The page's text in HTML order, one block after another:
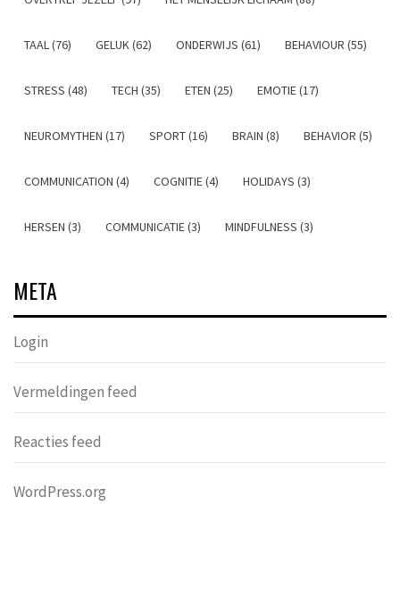
TAAL (76) GELUK (62) ONDERWIJS (61) BEHAVIOUR (55)
STRESS (48) TECH (35) ETEN (25) EMOTIE (17)
NEUROMYTHEN (17) SPORT (16) BRAIN (8) BEHAVIOR (5)
COMMUNICATION (4) COGNITIE (4) HOLIDAYS (3)
HERSEN (3) COMMUNICATIE (3) MINDFULNESS (3)
META
Login
Vermeldingen feed
Reacties feed
WordPress.org